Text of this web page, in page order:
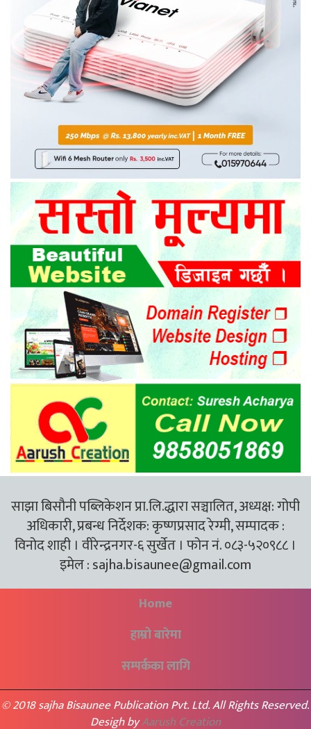
साझा बिसौनी पब्लिकेशन प्रा.लि.द्धारा सञ्चालित, अध्यक्ष: गोपी
अधिकारी, प्रबन्ध निर्देशक: कृष्णप्रसाद रेग्मी, सम्पादक :
विनोद शाही । वीरेन्द्रनगर-६ सुर्खेत । फोन नं. ०८३-५२०९८८ ।
इमेल :sajha.bisaunee@gmail.com
Home
हाम्रो बारेमा
सम्पर्कका लागि
© 2018 sajha Bisaunee Publication Pvt. Ltd. All Rights Reserved.
Desigh byAarush Creation